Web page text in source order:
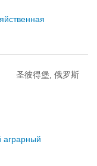
圣彼得堡, 俄罗斯
аграрный